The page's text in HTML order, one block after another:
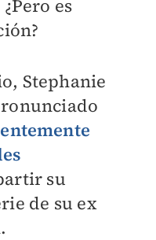
es
Stephanie
su
de su ex